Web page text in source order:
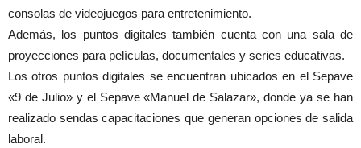
consolas de videojuegos para entretenimiento.
Además, los puntos digitales también cuenta con una sala de
proyecciones para películas, documentales y series educativas.
Los otros puntos digitales se encuentran ubicados en el Sepave
«9 de Julio» y el Sepave «Manuel de Salazar», donde ya se han
realizado sendas capacitaciones que generan opciones de salida
laboral.